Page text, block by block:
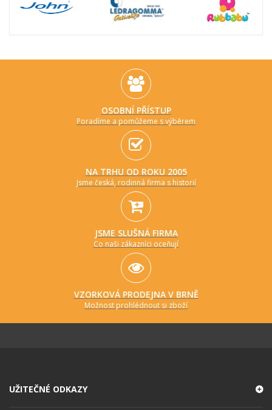
OSOBNÍ PŘÍSTUP
Poradíme a pomůžeme s výběrem
NA TRHU OD ROKU 2005
Jsme česká, rodinná firma s historií
JSME SLUŠNÁ FIRMA
Co naši zákazníci oceňují
VZORKOVÁ PRODEJNA V BRNĚ
Možnost prohlédnout si zboží
UŽITEČNÉ ODKAZY